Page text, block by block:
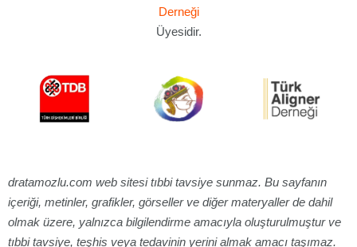
Derneği
Üyesidir.
dratamozlu.com web sitesi tıbbi tavsiye sunmaz. Bu sayfanın
içeriği, metinler, grafikler, görseller ve diğer materyaller de dahil
olmak üzere, yalnızca bilgilendirme amacıyla oluşturulmuştur ve
tıbbi tavsiye, teşhis veya tedavinin yerini almak amacı taşımaz.